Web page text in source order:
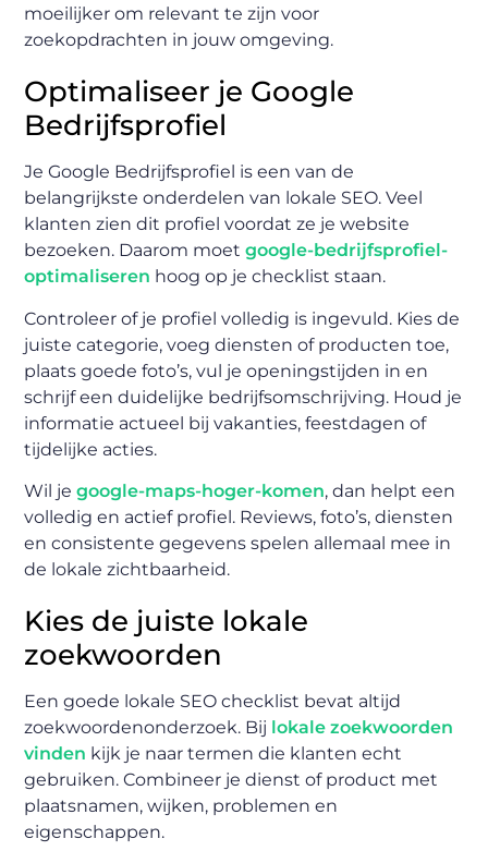
moeilijker om relevant te zijn voor
zoekopdrachten in jouw omgeving.
Optimaliseer je Google
Bedrijfsprofiel
Je Google Bedrijfsprofiel is een van de
belangrijkste onderdelen van lokale SEO. Veel
klanten zien dit profiel voordat ze je website
bezoeken. Daarom moetgoogle-bedrijfsprofiel-
optimaliseren hoog op je checklist staan.
Controleer of je profiel volledig is ingevuld. Kies de
juiste categorie, voeg diensten of producten toe,
plaats goede foto’s, vul je openingstijden in en
schrijf een duidelijke bedrijfsomschrijving. Houd je
informatie actueel bij vakanties, feestdagen of
tijdelijke acties.
Wil jegoogle-maps-hoger-komen, dan helpt een
volledig en actief profiel. Reviews, foto’s, diensten
en consistente gegevens spelen allemaal mee in
de lokale zichtbaarheid.
Kies de juiste lokale
zoekwoorden
Een goede lokale SEO checklist bevat altijd
zoekwoordenonderzoek. Bij lokale zoekwoorden
vinden kijk je naar termen die klanten echt
gebruiken. Combineer je dienst of product met
plaatsnamen, wijken, problemen en
eigenschappen.